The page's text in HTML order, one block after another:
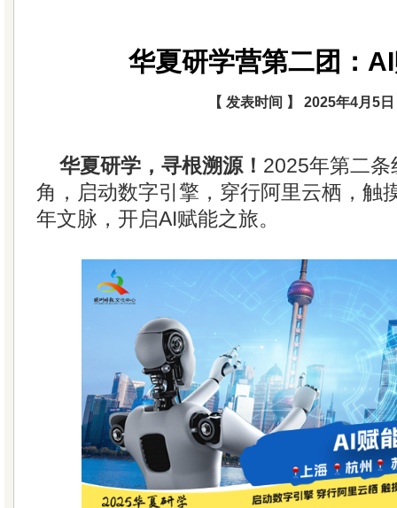
华夏研学营第二团：
【 发表时间 】 2025年4月5日
华夏研学，寻根溯源！ 2025年第二
角，启动数字引擎，穿行阿里云栖，触
年文脉，开启AI赋能之旅。